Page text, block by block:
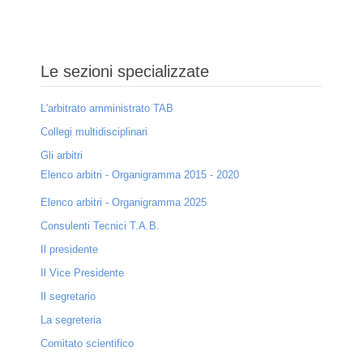
Le sezioni specializzate
L'arbitrato amministrato TAB
Collegi multidisciplinari
Gli arbitri
Elenco arbitri - Organigramma 2015 - 2020
Elenco arbitri - Organigramma 2025
Consulenti Tecnici T.A.B.
Il presidente
Il Vice Presidente
Il segretario
La segreteria
Comitato scientifico